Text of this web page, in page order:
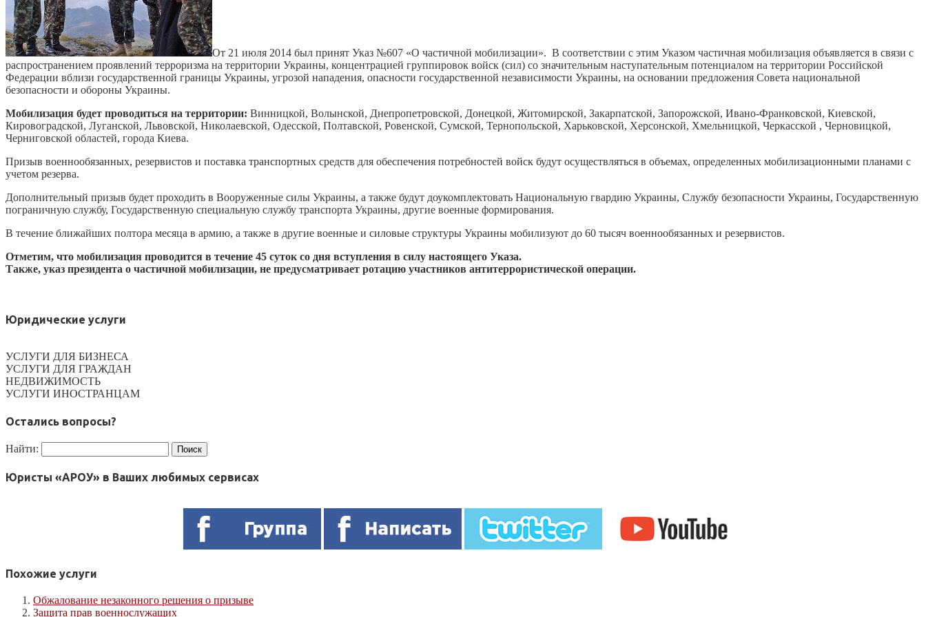
От 21 июля 2014 был принят Указ №607 «О частичной мобилизации». В соответствии с этим Указом частичная мобилизация объявляется в связи с
распространением проявлений терроризма на территории Украины, концентрацией группировок войск (сил) со значительным наступательным потенциалом на территории Российской
Федерации вблизи государственной границы Украины, угрозой нападения, опасности государственной независимости Украины, на основании предложения Совета национальной
безопасности и обороны Украины.
Мобилизация будет проводиться на территории: Винницкой, Волынской, Днепропетровской, Донецкой, Житомирской, Закарпатской, Запорожской, Ивано-Франковской, Киевской,
Кировоградской, Луганской, Львовской, Николаевской, Одесской, Полтавской, Ровенской, Сумской, Тернопольской, Харьковской, Херсонской, Хмельницкой, Черкасской , Черновицкой,
Черниговской областей, города Киева.
Призыв военнообязанных, резервистов и поставка транспортных средств для обеспечения потребностей войск будут осуществляться в объемах, определенных мобилизационными планами с
учетом резерва.
Дополнительный призыв будет проходить в Вооруженные силы Украины, а также будут доукомплектовать Национальную гвардию Украины, Службу безопасности Украины, Государственную
пограничную службу, Государственную специальную службу транспорта Украины, другие военные формирования.
В течение ближайших полтора месяца в армию, а также в другие военные и силовые структуры Украины мобилизуют до 60 тысяч военнообязанных и резервистов.
Отметим, что мобилизация проводится в течение 45 суток со дня вступления в силу настоящего Указа.
Также, указ президента о частичной мобилизации, не предусматривает ротацию участников антитеррористической операции.
Юридические услуги
УСЛУГИ ДЛЯ БИЗНЕСА
УСЛУГИ ДЛЯ ГРАЖДАН
НЕДВИЖИМОСТЬ
УСЛУГИ ИНОСТРАНЦАМ
Остались вопросы?
Найти:
Юристы «АРОУ» в Ваших любимых сервисах
Похожие услуги
Обжалование незаконного решения о призыве
Защита прав военнослужащих